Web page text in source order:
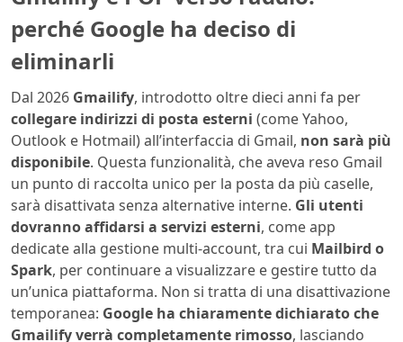
perché Google ha deciso di
eliminarli
Dal 2026 Gmailify, introdotto oltre dieci anni fa per
collegare indirizzi di posta esterni (come Yahoo,
Outlook e Hotmail) all’interfaccia di Gmail, non sarà più
disponibile. Questa funzionalità, che aveva reso Gmail
un punto di raccolta unico per la posta da più caselle,
sarà disattivata senza alternative interne. Gli utenti
dovranno affidarsi a servizi esterni, come app
dedicate alla gestione multi-account, tra cui Mailbird o
Spark, per continuare a visualizzare e gestire tutto da
un’unica piattaforma. Non si tratta di una disattivazione
temporanea: Google ha chiaramente dichiarato che
Gmailify verrà completamente rimosso, lasciando